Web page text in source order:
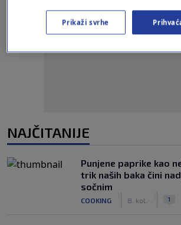
Oglas
NAJČITANIJE
Punjene paprike kao
trik naših baka čini
sočnim
COOKING 8. kol. 1
Prikaži svrhe